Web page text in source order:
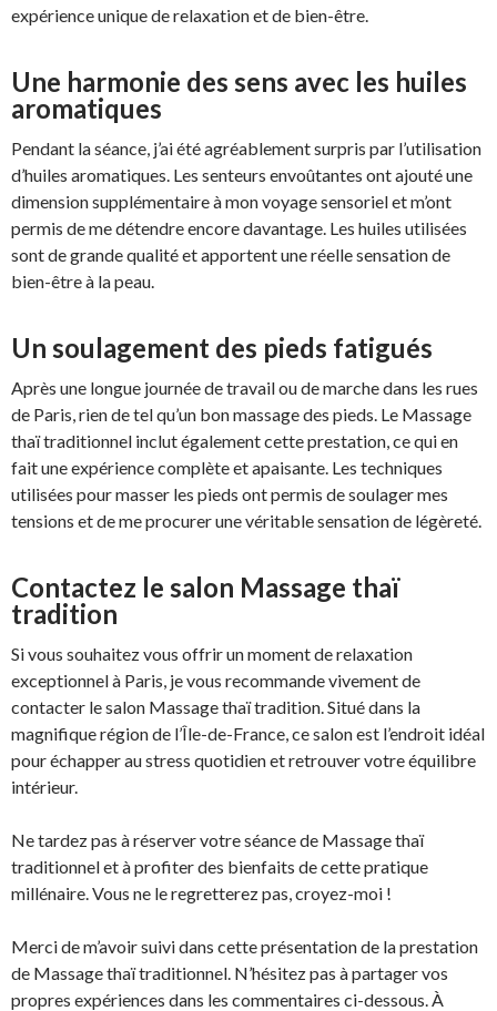
expérience unique de relaxation et de bien-être.
Une harmonie des sens avec les huiles
aromatiques
Pendant la séance, j’ai été agréablement surpris par l’utilisation
d’huiles aromatiques. Les senteurs envoûtantes ont ajouté une
dimension supplémentaire à mon voyage sensoriel et m’ont
permis de me détendre encore davantage. Les huiles utilisées
sont de grande qualité et apportent une réelle sensation de
bien-être à la peau.
Un soulagement des pieds fatigués
Après une longue journée de travail ou de marche dans les rues
de Paris, rien de tel qu’un bon massage des pieds. Le Massage
thaï traditionnel inclut également cette prestation, ce qui en
fait une expérience complète et apaisante. Les techniques
utilisées pour masser les pieds ont permis de soulager mes
tensions et de me procurer une véritable sensation de légèreté.
Contactez le salon Massage thaï
tradition
Si vous souhaitez vous offrir un moment de relaxation
exceptionnel à Paris, je vous recommande vivement de
contacter le salon Massage thaï tradition. Situé dans la
magnifique région de l’Île-de-France, ce salon est l’endroit idéal
pour échapper au stress quotidien et retrouver votre équilibre
intérieur.
Ne tardez pas à réserver votre séance de Massage thaï
traditionnel et à profiter des bienfaits de cette pratique
millénaire. Vous ne le regretterez pas, croyez-moi !
Merci de m’avoir suivi dans cette présentation de la prestation
de Massage thaï traditionnel. N’hésitez pas à partager vos
propres expériences dans les commentaires ci-dessous. À